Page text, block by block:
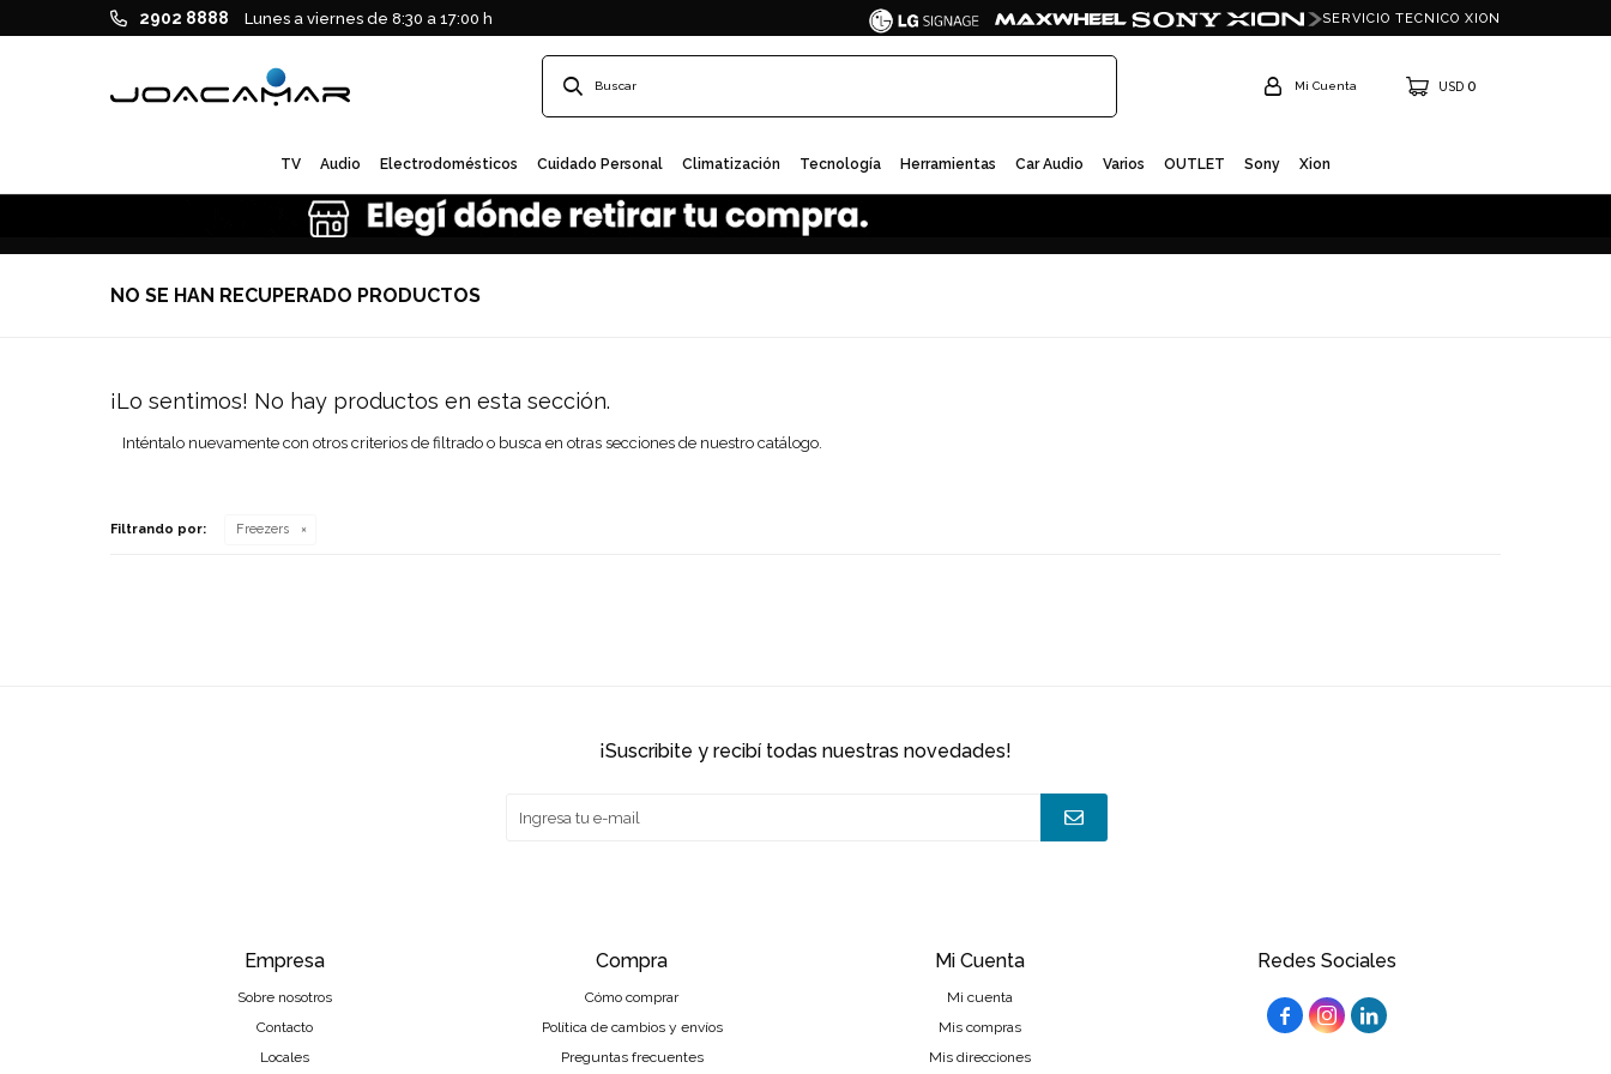
TV Audio Electrodomésticos Cuidado Personal Climatización Tecnología Herramientas Car Audio Varios OUTLET Sony Xion
USD 0
2902 8888 Lunes a viernes de 8:30 a 17:00 h SERVICIO TECNICO XION
NO SE HAN RECUPERADO PRODUCTOS
¡Lo sentimos! No hay productos en esta sección.
Inténtalo nuevamente con otros criterios de filtrado o busca en otras secciones de nuestro catálogo.
Filtrando por: Freezers
Redes Sociales
  
Empresa
Sobre nosotros
Contacto
Locales
Compra
Cómo comprar
Política de cambios y envíos
Preguntas frecuentes
Mi Cuenta
Mi cuenta
Mis compras
Mis direcciones
¡suscribite y recibí todas nuestras novedades!